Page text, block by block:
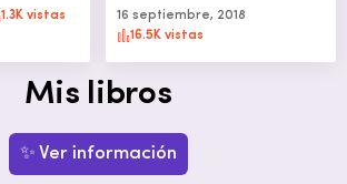
1.3K vistas
16 septiembre, 2018
16.5K vistas
Mis libros
✨ Ver información